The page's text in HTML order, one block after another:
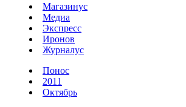
Магазинус
Медиа
Экспресс
Иронов
Журналус
Понос
2011
Октябрь